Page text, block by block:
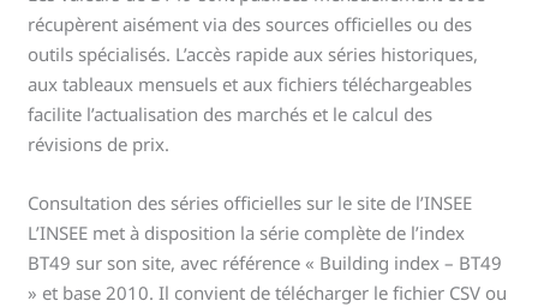
récupèrent aisément via des sources officielles ou des
outils spécialisés. L’accès rapide aux séries historiques,
aux tableaux mensuels et aux fichiers téléchargeables
facilite l’actualisation des marchés et le calcul des
révisions de prix.
Consultation des séries officielles sur le site de l’INSEE
L’INSEE met à disposition la série complète de l’index
BT49 sur son site, avec référence « Building index – BT49
» et base 2010. Il convient de télécharger le fichier CSV ou